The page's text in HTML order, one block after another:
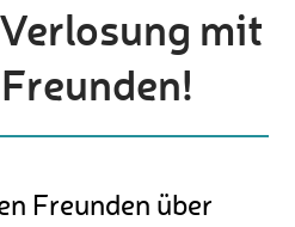
mit
Freunden über